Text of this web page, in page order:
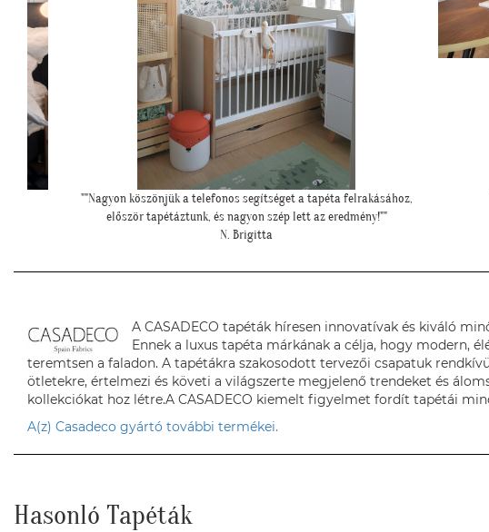
""Elegáns lett a pengefal, sokáig imádni fogjuk""
Z. Anita
A CASADECO tapéták híresen innovatívak és kiváló
Ennek a luxus tapéta márkának a célja, hogy modern,
teremtsen a faladon. A tapétákra szakosodott tervezői csapatuk
ötletekre, értelmezi és követi a világszerte megjelenő trendeket és
kollekciókat hoz létre.A CASADECO kiemelt figyelmet fordít tapétái
A(z) Casadeco gyártó további termékei.
Hasonló Tapéták